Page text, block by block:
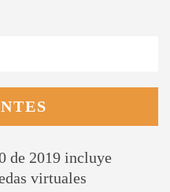
de 2019 incluye
virtuales